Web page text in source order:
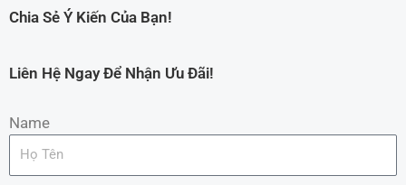
Chia Sẻ Ý Kiến Của Bạn!
Liên Hệ Ngay Để Nhận Ưu Đãi!
Name